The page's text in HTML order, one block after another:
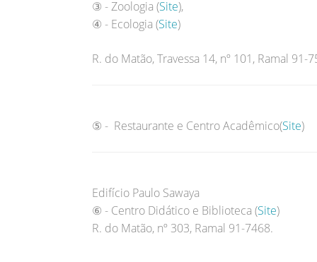
③ - Zoologia (Site),
④ - Ecologia (Site)
R. do Matão, Travessa 14, nº 101, Ramal 91-
⑤ - Restaurante e Centro Acadêmico(Site)
Edifício Paulo Sawaya
⑥ - Centro Didático e Biblioteca (Site)
R. do Matão, nº 303, Ramal 91-7468.